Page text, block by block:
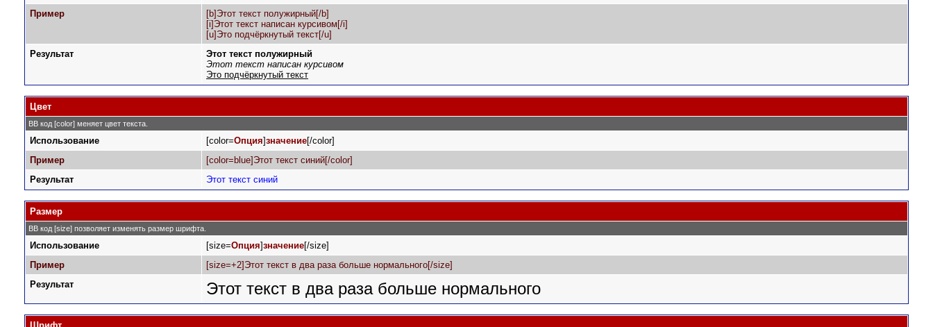
Пример
[b]Этот текст полужирный[/b]
[i]Этот текст написан курсивом[/i]
[u]Это подчёркнутый текст[/u]
Результат
Этот текст полужирный
Этот текст написан курсивом
Это подчёркнутый текст
Цвет
BB код [color] меняет цвет текста.
Использование [color=Опция]значение[/color]
Пример
[color=blue]Этот текст синий[/color]
Результат
Этот текст синий
Размер
BB код [size] позволяет изменять размер шрифта.
Использование [size=Опция]значение[/size]
Пример
[size=+2]Этот текст в два раза больше нормального[/size]
Результат
Этот текст в два раза больше нормального